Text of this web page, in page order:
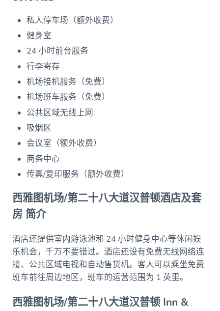
私人停车场（额外收费）
健身室
24 小时前台服务
行李寄存
机场接机服务（免费）
机场班车服务（免费）
公共区域无线上网
吸烟区
会议室（额外收费）
商务中心
传真/复印服务（额外收费）
西雅图机场/第二十八大道汉普顿酒店及套
房 简介
酒店还提供室内游泳池和 24 小时健身中心等休闲娱
乐机会，千万不要错过。酒店还设有免费无线网络连
接、公共区域电视和自动售货机。客人可以乘坐免费
班车前往周边地区，班车的运营范围为 1 英里。
西雅图机场/第二十八大道汉普顿 Inn &